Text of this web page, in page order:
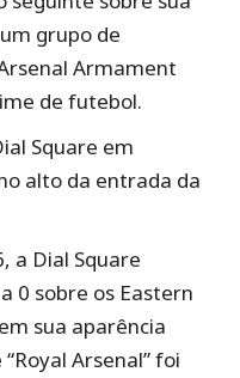
grupo de
Armament
de futebol.
Square em
alto da entrada da
a Dial Square
0 sobre os Eastern
sua aparência
Arsenal” foi